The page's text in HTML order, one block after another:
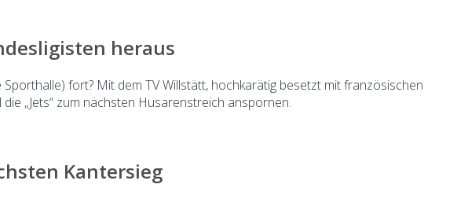
heraus
fort? Mit dem TV Willstätt, hochkarätig besetzt mit französischen
„Jets“ zum nächsten Husarenstreich anspornen.
Kantersieg